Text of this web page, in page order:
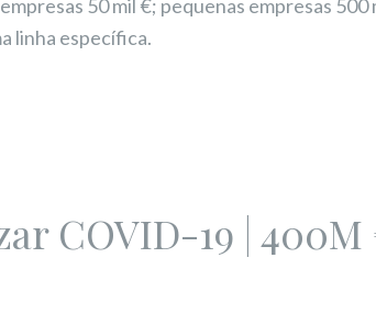
50 mil €; pequenas empresas
linha específica.
COVID-19 | 400M